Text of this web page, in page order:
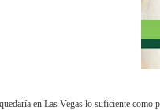
en Las Vegas lo suficiente como